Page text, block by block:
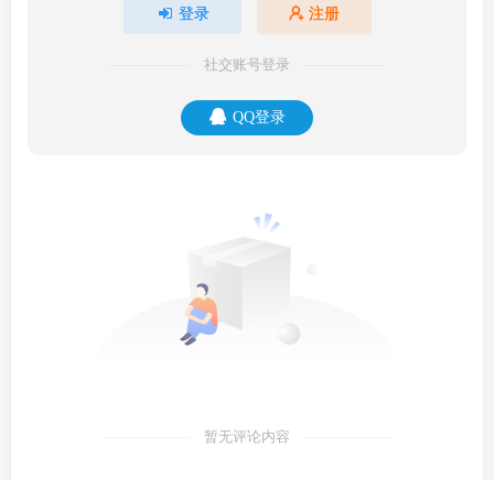
登录 注册
社交账号登录
QQ登录
暂无评论内容